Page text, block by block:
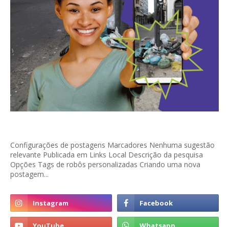
Configurações de postagens Marcadores Nenhuma sugestão
relevante Publicada em Links Local Descrição da pesquisa
Opções Tags de robôs personalizadas Criando uma nova
postagem...